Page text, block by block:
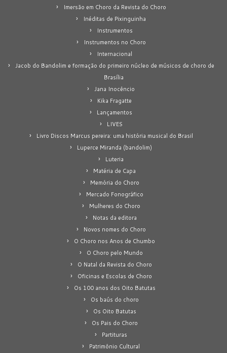
Imersão em Choro da Revista do Choro
Inéditas de Pixinguinha
Instrumentos
Instrumentos no Choro
Internacional
Jacob do Bandolim e formação do primeiro núcleo de músicos de choro de
Brasília
Jana Inocêncio
Kika Fragatte
Lançamentos
LIVES
Livro Discos Marcus pereira: uma história musical do Brasil
Luperce Miranda (bandolim)
Luteria
Matéria de Capa
Memória do Choro
Mercado Fonográfico
Mulheres do Choro
Notas da editora
Novos nomes do Choro
O Choro nos Anos de Chumbo
O Choro pelo Mundo
O Natal da Revista do Choro
Oficinas e Escolas de Choro
Os 100 anos dos Oito Batutas
Os baús do choro
Os Oito Batutas
Os Pais do Choro
Partituras
Patrimônio Cultural